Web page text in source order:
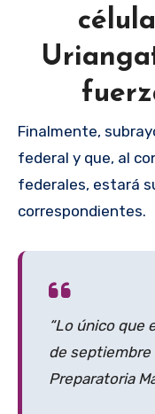
Finalmente,
federal y que, al
federales, estará
correspondientes.
“Lo único que
de septiembre
Preparatoria